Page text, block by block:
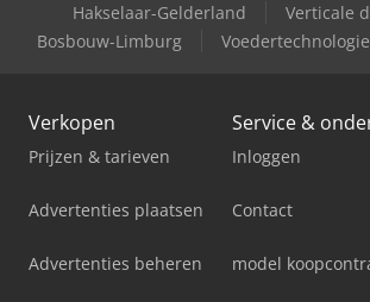
Hakselaar-Gelderland
Verticale
Bosbouw-Limburg
Verkopen
Prijzen & tarieven
Advertenties plaatsen
Advertenties beheren
Service &
Inloggen
Contact
model